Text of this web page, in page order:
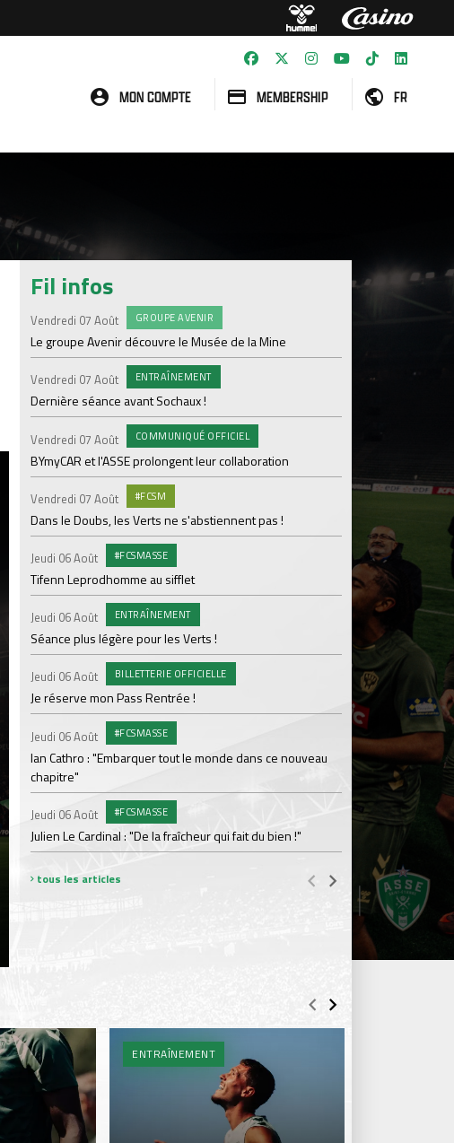
MON COMPTE MEMBERSHIP FR
Fil infos
Vendredi 07 Août GROUPE AVENIR
Le groupe Avenir découvre le Musée de la Mine
Vendredi 07 Août ENTRAÎNEMENT
Dernière séance avant Sochaux !
Vendredi 07 Août COMMUNIQUÉ OFFICIEL
BYmyCAR et l'ASSE prolongent leur collaboration
Vendredi 07 Août #FCSM
Dans le Doubs, les Verts ne s'abstiennent pas !
Jeudi 06 Août #FCSMASSE
Tifenn Leprodhomme au sifflet
Jeudi 06 Août ENTRAÎNEMENT
Séance plus légère pour les Verts !
Jeudi 06 Août BILLETTERIE OFFICIELLE
Je réserve mon Pass Rentrée !
Jeudi 06 Août #FCSMASSE
Ian Cathro : "Embarquer tout le monde dans ce nouveau
chapitre"
Jeudi 06 Août #FCSMASSE
Julien Le Cardinal : "De la fraîcheur qui fait du bien !"
Mercredi 05 Août
Dans les coulisses
Les backstages du
Lundi 03 Août
Les Verts sur le
Ploufragan
Le programme de
Lundi 03 Août
Parcage complet
Lundi 03 Août
Le dernier match
Dimanche 02 Août
Le point sur
tous les articles
ENTRAÎNEMENT